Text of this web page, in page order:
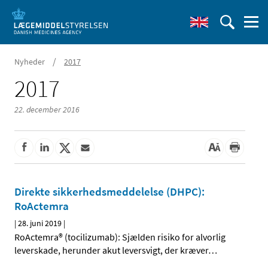
Nyheder / 2017
2017
22. december 2016
Direkte sikkerhedsmeddelelse (DHPC):
RoActemra
|28. juni 2019 |
RoActemra® (tocilizumab): Sjælden risiko for alvorlig
leverskade, herunder akut leversvigt, der kræver…